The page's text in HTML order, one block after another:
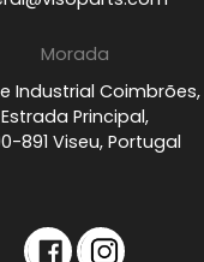
Morada
Industrial Coimbrões,
Estrada Principal,
891 Viseu, Portugal